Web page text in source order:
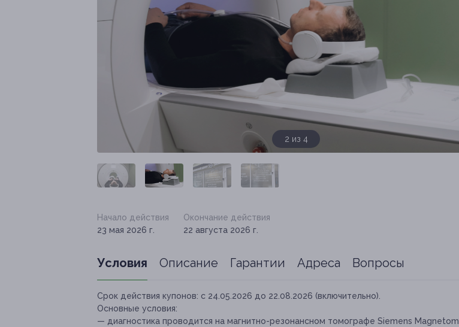
3 из 4
Начало действия
23 мая 2026 г.
Окончание действия
22 августа 2026 г.
Условия Описание Гарантии Адреса Вопросы
Срок действия купонов: с 24.05.2026 до 22.08.2026 (включительно).
Основные условия:
— диагностика проводится на магнитно-резонансном томографе Siemens Magnetom